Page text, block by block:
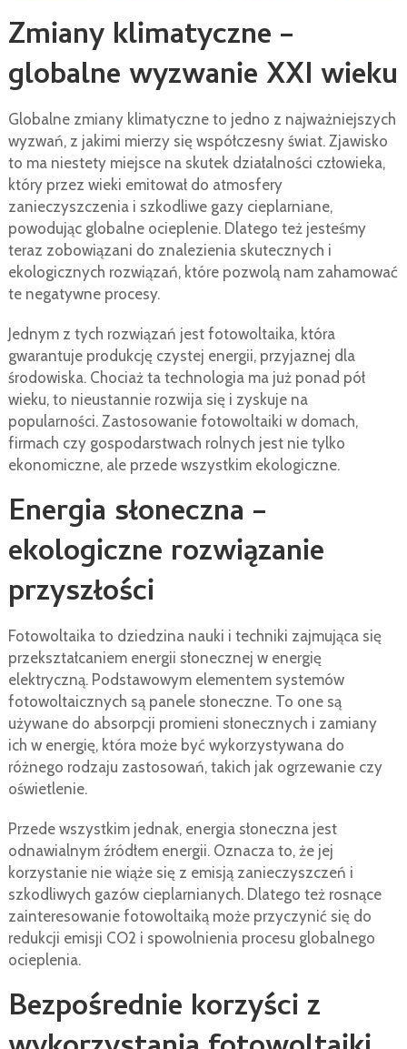
Zmiany klimatyczne –
globalne wyzwanie XXI wieku
Globalne zmiany klimatyczne to jedno z najważniejszych
wyzwań, z jakimi mierzy się współczesny świat. Zjawisko
to ma niestety miejsce na skutek działalności człowieka,
który przez wieki emitował do atmosfery
zanieczyszczenia i szkodliwe gazy cieplarniane,
powodując globalne ocieplenie. Dlatego też jesteśmy
teraz zobowiązani do znalezienia skutecznych i
ekologicznych rozwiązań, które pozwolą nam zahamować
te negatywne procesy.
Jednym z tych rozwiązań jest fotowoltaika, która
gwarantuje produkcję czystej energii, przyjaznej dla
środowiska. Chociaż ta technologia ma już ponad pół
wieku, to nieustannie rozwija się i zyskuje na
popularności. Zastosowanie fotowoltaiki w domach,
firmach czy gospodarstwach rolnych jest nie tylko
ekonomiczne, ale przede wszystkim ekologiczne.
Energia słoneczna –
ekologiczne rozwiązanie
przyszłości
Fotowoltaika to dziedzina nauki i techniki zajmująca się
przekształcaniem energii słonecznej w energię
elektryczną. Podstawowym elementem systemów
fotowoltaicznych są panele słoneczne. To one są
używane do absorpcji promieni słonecznych i zamiany
ich w energię, która może być wykorzystywana do
różnego rodzaju zastosowań, takich jak ogrzewanie czy
oświetlenie.
Przede wszystkim jednak, energia słoneczna jest
odnawialnym źródłem energii. Oznacza to, że jej
korzystanie nie wiąże się z emisją zanieczyszczeń i
szkodliwych gazów cieplarnianych. Dlatego też rosnące
zainteresowanie fotowoltaiką może przyczynić się do
redukcji emisji CO2 i spowolnienia procesu globalnego
ocieplenia.
Bezpośrednie korzyści z